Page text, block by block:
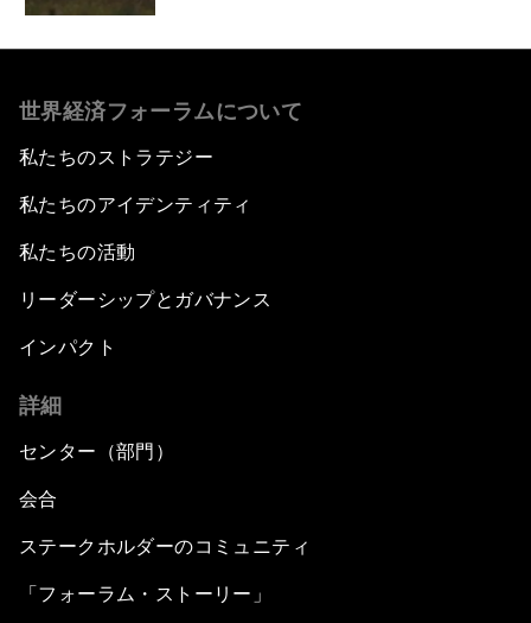
世界経済フォーラムについて
私たちのストラテジー
私たちのアイデンティティ
私たちの活動
リーダーシップとガバナンス
インパクト
詳細
センター（部門）
会合
ステークホルダーのコミュニティ
「フォーラム・ストーリー」